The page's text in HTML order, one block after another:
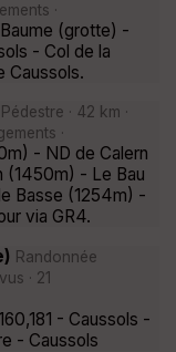
·
(grotte) -
- Col de la
Caussols.
· 42 km ·
·
- ND de Calern
(1450m) - Le Bau
Basse (1254m) -
via GR4.
Randonnée
· 21
- Caussols -
- Caussols